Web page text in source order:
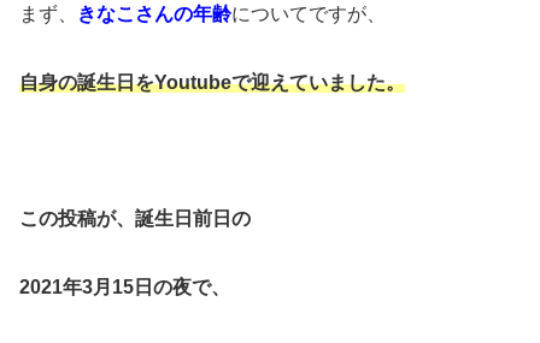
まず、 きなこさんの年齢についてですが、
自身の誕生日をYoutubeで迎えていました。
この投稿が、誕生日前日の
2021年3月15日の夜で、